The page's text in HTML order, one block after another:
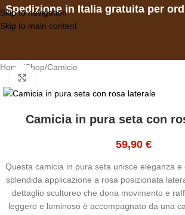
Skip to navigation
Skip to main content
Spedizione in Italia gratuita per
Home /Shop/Camicie
Camicia in pura seta con
59,90 €
Questa camicia in pura seta unisce eleganza
splendida applicazione a rosa posizionata
dettaglio scultoreo che dona movimento e
leggero e luminoso è accompagnato da una